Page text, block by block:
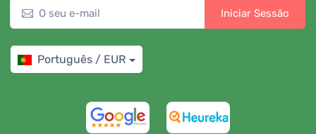
Iniciar Sessão
Português / EUR